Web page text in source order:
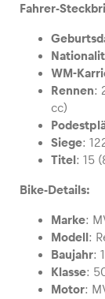
Fahrzeug
Fahrer-
WM-
Rennen:
cc)
Siege:
Titel: 15
Bike-Details:
Marke:
Modell:
Baujahr:
Klasse:
Motor: